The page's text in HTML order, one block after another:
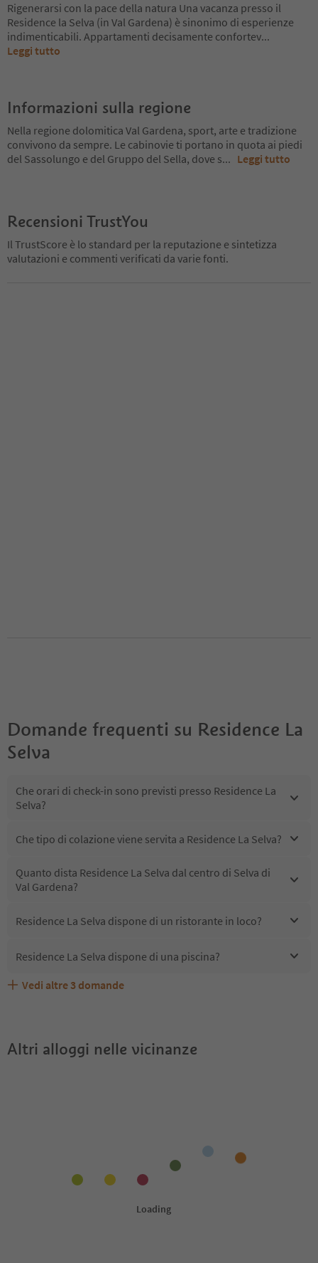
Rigenerarsi con la pace della natura Una vacanza presso il
Residence la Selva (in Val Gardena) è sinonimo di esperienze
indimenticabili. Appartamenti decisamente confortev...
Leggi tutto
Informazioni sulla regione
Nella regione dolomitica Val Gardena, sport, arte e tradizione
convivono da sempre. Le cabinovie ti portano in quota ai piedi
del Sassolungo e del Gruppo del Sella, dove s... Leggi tutto
Recensioni TrustYou
Il TrustScore è lo standard per la reputazione e sintetizza
valutazioni e commenti verificati da varie fonti.
Domande frequenti su Residence La
Selva
Che orari di check-in sono previsti presso Residence La
Selva?
Che tipo di colazione viene servita a Residence La Selva?
Quanto dista Residence La Selva dal centro di Selva di
Val Gardena?
Residence La Selva dispone di un ristorante in loco?
Residence La Selva dispone di una piscina?
Residence La Selva accetta animali domestici?
Quali servizi/attività sono disponibili presso Residence
Gli ospiti di Residence La Selva ricevono l'Alto Adige
Vedi altre 3 domande
Altri alloggi nelle vicinanze